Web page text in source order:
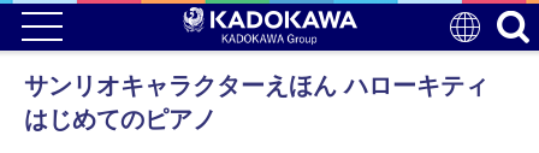
サンリオキャラクターえほん ハローキティ
はじめてのピアノ